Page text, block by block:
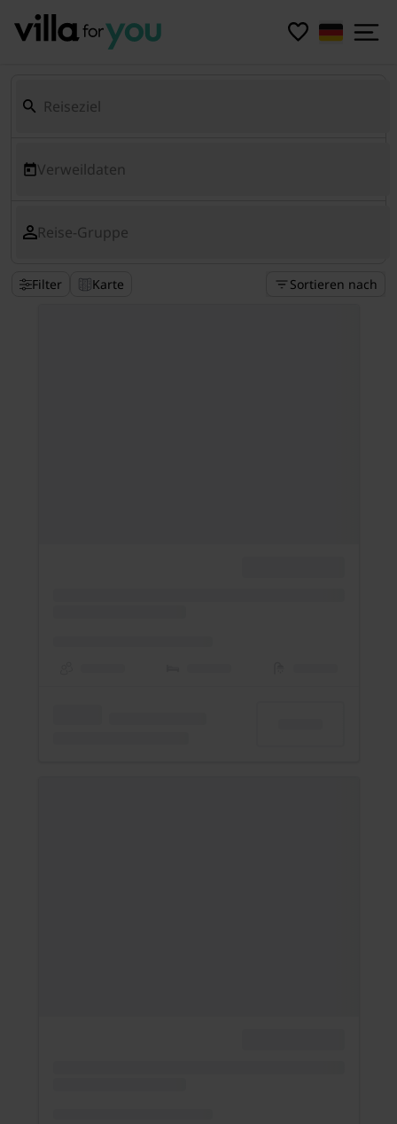
Verweildaten
Reise-Gruppe
Filter Karte Sortieren nach